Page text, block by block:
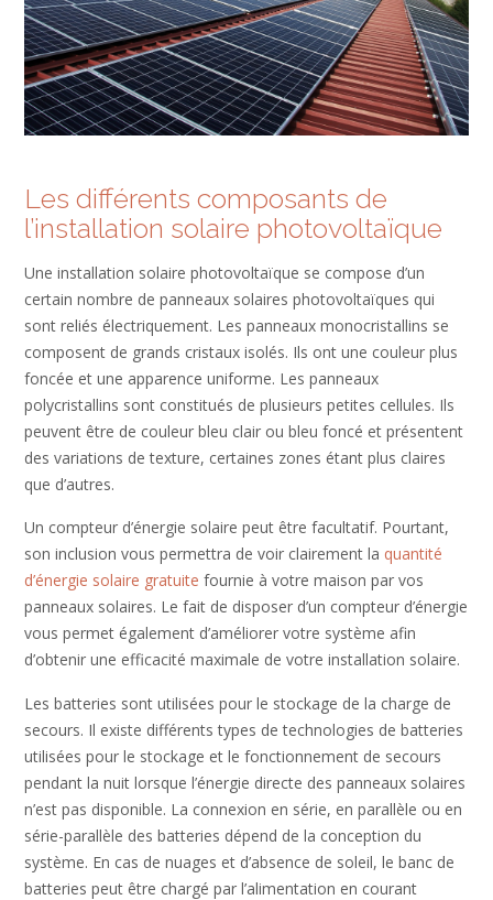
Les différents composants de
l’installation solaire photovoltaïque
Une installation solaire photovoltaïque se compose d’un
certain nombre de panneaux solaires photovoltaïques qui
sont reliés électriquement. Les panneaux monocristallins se
composent de grands cristaux isolés. Ils ont une couleur plus
foncée et une apparence uniforme. Les panneaux
polycristallins sont constitués de plusieurs petites cellules. Ils
peuvent être de couleur bleu clair ou bleu foncé et présentent
des variations de texture, certaines zones étant plus claires
que d’autres.
Un compteur d’énergie solaire peut être facultatif. Pourtant,
son inclusion vous permettra de voir clairement la quantité
d’énergie solaire gratuite fournie à votre maison par vos
panneaux solaires. Le fait de disposer d’un compteur d’énergie
vous permet également d’améliorer votre système afin
d’obtenir une efficacité maximale de votre installation solaire.
Les batteries sont utilisées pour le stockage de la charge de
secours. Il existe différents types de technologies de batteries
utilisées pour le stockage et le fonctionnement de secours
pendant la nuit lorsque l’énergie directe des panneaux solaires
n’est pas disponible. La connexion en série, en parallèle ou en
série-parallèle des batteries dépend de la conception du
système. En cas de nuages et d’absence de soleil, le banc de
batteries peut être chargé par l’alimentation en courant